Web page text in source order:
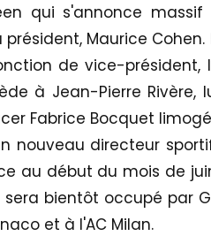
qui s'annonce massif
Maurice Cohen.
de vice-président,
à Jean-Pierre Rivère,
Fabrice Bocquet
nouveau directeur
au début du mois de
bientôt occupé par
et à l'AC Milan.